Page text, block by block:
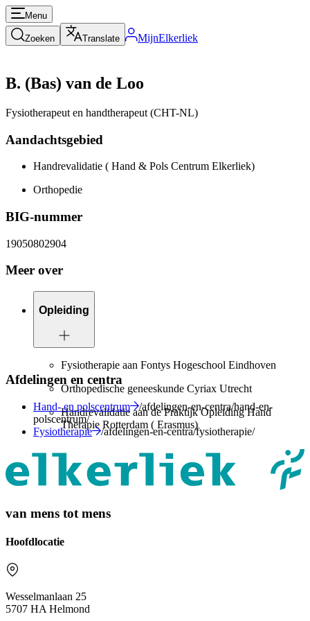
Menu
Zoeken Translate MijnElkerliek
B. (Bas) van de Loo
Fysiotherapeut en handtherapeut (CHT-NL)
Aandachtsgebied
Handrevalidatie ( Hand & Pols Centrum Elkerliek)
Orthopedie
BIG-nummer
19050802904
Meer over
Opleiding
Fysiotherapie aan Fontys Hogeschool Eindhoven
Orthopedische geneeskunde Cyriax Utrecht
Handrevalidatie aan de Praktijk Opleiding Hand
Therapie Rotterdam ( Erasmus)
Afdelingen en centra
Hand- en polscentrum
/afdelingen-en-centra/hand-en-
polscentrum/
Fysiotherapie
/afdelingen-en-centra/fysiotherapie/
van mens tot mens
Hoofdlocatie
Wesselmanlaan 25
5707 HA Helmond